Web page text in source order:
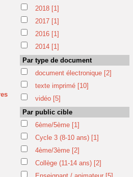
2018 [1]
2017 [1]
2016 [1]
2014 [1]
Par type de document
document électronique [2]
texte imprimé [10]
vidéo [5]
Par public cible
6ème/5ème [1]
Cycle 3 (8-10 ans) [1]
4ème/3ème [2]
Collège (11-14 ans) [2]